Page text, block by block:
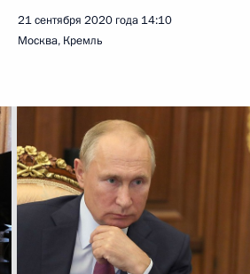
21 сентября 2020 года 14:10
Москва, Кремль